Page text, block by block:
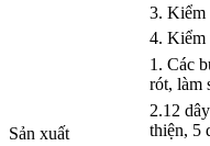
3. Kiểm
4. Kiểm
Sản xuất
1. Các
rót, làm
2.12
thiện, 5